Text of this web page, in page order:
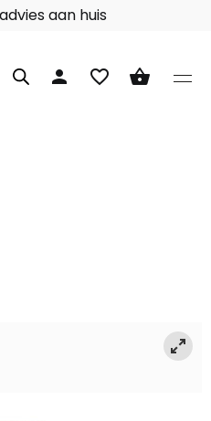
aan huis
person favorite_border shopping_basket